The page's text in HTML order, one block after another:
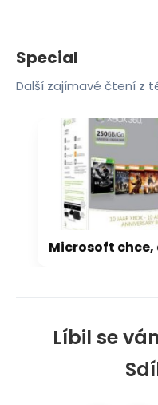
Líbil se
Special
Další zajímavé čtení z